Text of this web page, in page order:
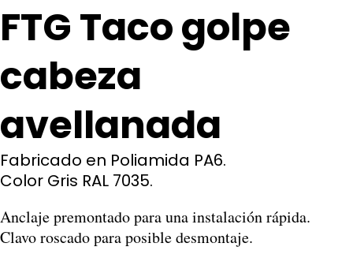
FTG Taco golpe
cabeza
avellanada
Fabricado en Poliamida PA6.
Color Gris RAL 7035.
Anclaje premontado para una instalación rápida.
Clavo roscado para posible desmontaje.